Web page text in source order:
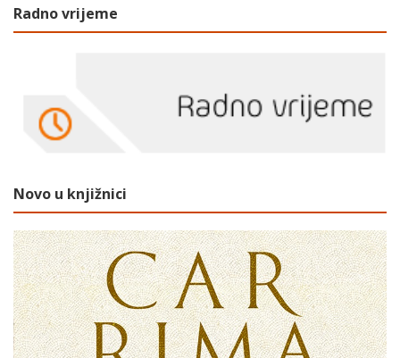
Radno vrijeme
Novo u knjižnici